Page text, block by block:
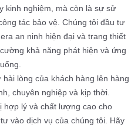
kinh nghiệm, mà còn là sự sử
tác bảo vệ. Chúng tôi đầu tư
an ninh hiện đại và trang thiết
khả năng phát hiện và ứng
hài lòng của khách hàng lên hàng
chuyên nghiệp và kịp thời.
hợp lý và chất lượng cao cho
vào dịch vụ của chúng tôi. Hãy